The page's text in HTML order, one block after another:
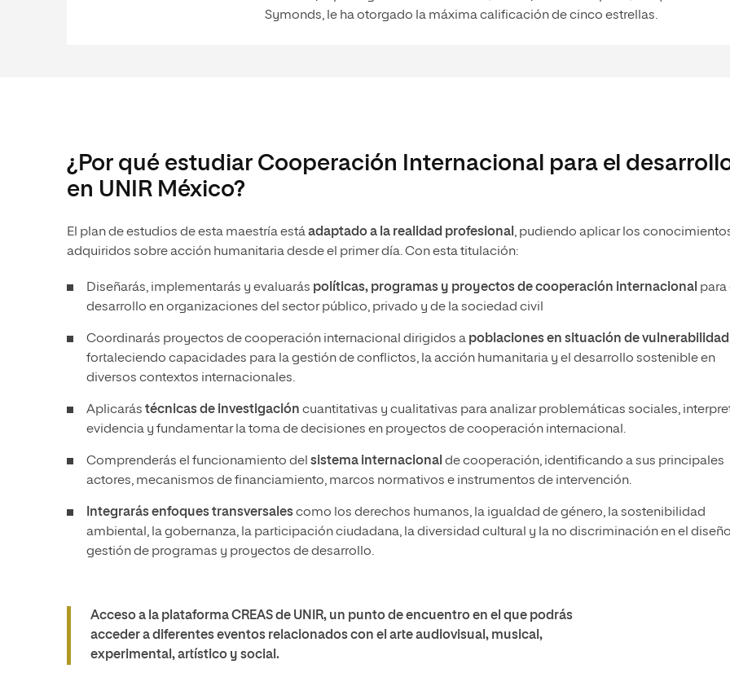
Symonds, le ha otorgado la máxima calificación de cinco estrellas.
¿Por qué estudiar Cooperación Internacional para el
en UNIR México?
El plan de estudios de esta maestría estáadaptado a la realidad profesional , pudiendo aplicar los
adquiridos sobre acción humanitaria desde el primer día. Con esta titulación:
Diseñarás, implementarás y evaluarás políticas, programas y proyectos de cooperación internacional para
desarrollo en organizaciones del sector público, privado y de la sociedad civil
Coordinarás proyectos de cooperación internacional dirigidos a poblaciones en situación de vulnerabilidad
fortaleciendo capacidades para la gestión de conflictos, la acción humanitaria y el desarrollo sostenible en
diversos contextos internacionales.
Aplicarás técnicas de investigación cuantitativas y cualitativas para analizar problemáticas sociales,
evidencia y fundamentar la toma de decisiones en proyectos de cooperación internacional.
Comprenderás el funcionamiento del sistema internacional de cooperación, identificando a sus principales
actores, mecanismos de financiamiento, marcos normativos e instrumentos de intervención.
Integrarás enfoques transversalescomo los derechos humanos, la igualdad de género, la sostenibilidad
ambiental, la gobernanza, la participación ciudadana, la diversidad cultural y la no discriminación en el
gestión de programas y proyectos de desarrollo.
Acceso a la plataforma CREAS de UNIR, un punto de encuentro en el que podrás
acceder a diferentes eventos relacionados con el arte audiovisual, musical,
experimental, artístico y social.